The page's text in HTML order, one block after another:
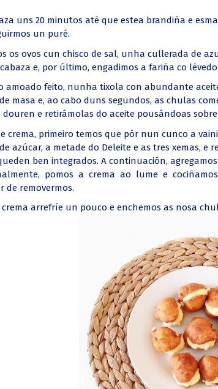
uns 20 minutos até que estea brandiña e
un puré.
os ovos cun chisco de sal, unha cullerada de
e, por último, engadimos a fariña co lévedo.
amoado feito, nunha tixola con abundante
masa e, ao cabo duns segundos, as chulas
douren e retirámolas do aceite pousándoas
crema, primeiro temos que pór nun cunco a
azúcar, a metade do Deleite e as tres xemas, e
ben integrados. A continuación,
pomos a crema ao lume e
de removermos.
arrefríe un pouco e enchemos as nosa